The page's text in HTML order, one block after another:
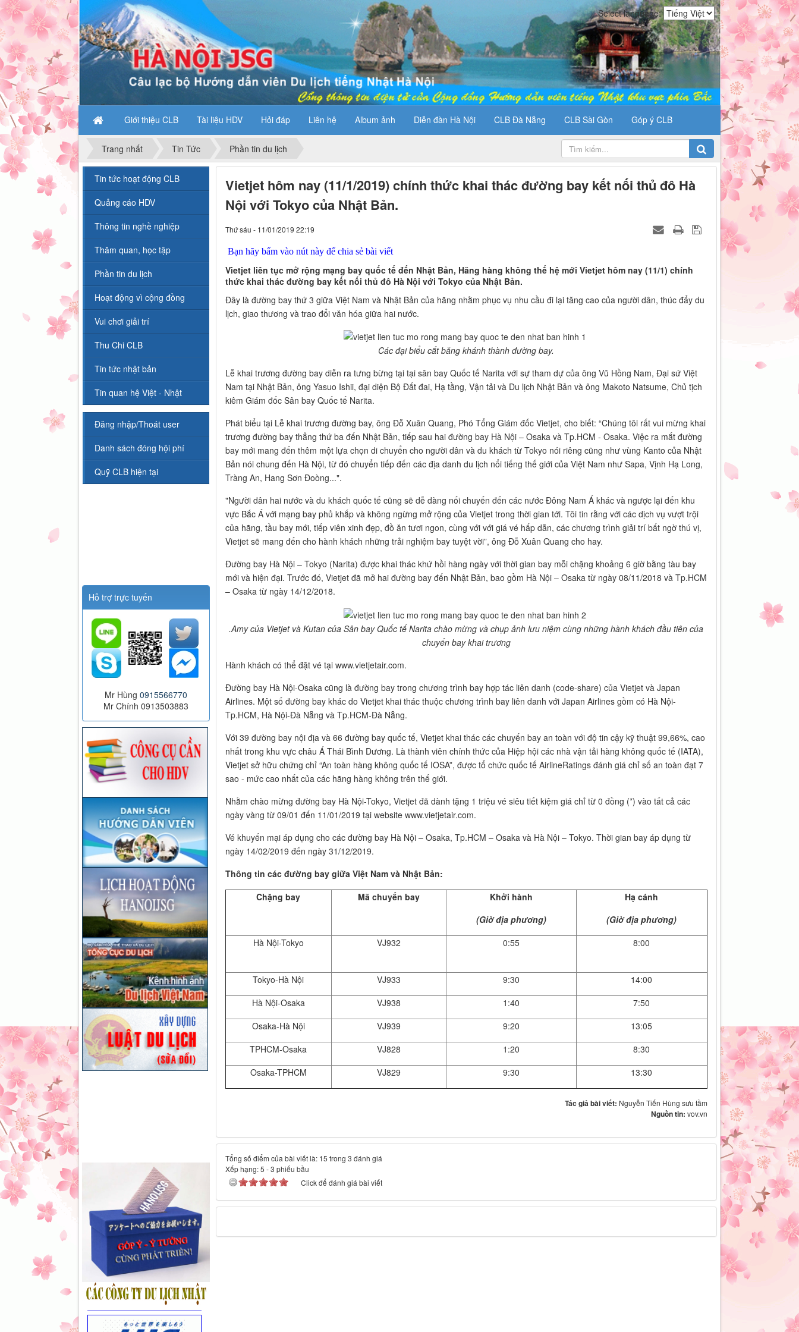
Select language:
Giới thiệu CLB Tài liệu HDV Hỏi đáp Liên hệ Album ảnh Diễn đàn Hà Nội CLB Đà Nẵng CLB Sài Gòn Góp ý CLB
Trang nhất Tin Tức Phần tin du lịch
Vietjet hôm nay (11/1/2019) chính thức khai thác đường bay kết nối thủ đô Hà
Nội với Tokyo của Nhật Bản.
Thứ sáu - 11/01/2019 22:19
Bạn hãy bấm vào nút này để chia sẻ bài viết
Vietjet liên tục mở rộng mạng bay quốc tế đến Nhật Bản, Hãng hàng không thế hệ mới Vietjet hôm nay (11/1) chính
thức khai thác đường bay kết nối thủ đô Hà Nội với Tokyo của Nhật Bản.
Đây là đường bay thứ 3 giữa Việt Nam và Nhật Bản của hãng nhằm phục vụ nhu cầu đi lại tăng cao của người dân, thúc đẩy du
lịch, giao thương và trao đổi văn hóa giữa hai nước.
Các đại biểu cắt băng khánh thành đường bay.
Lễ khai trương đường bay diễn ra tưng bừng tại tại sân bay Quốc tế Narita với sự tham dự của ông Vũ Hồng Nam, Đại sứ Việt
Nam tại Nhật Bản, ông Yasuo Ishii, đại diện Bộ Đất đai, Hạ tầng, Vận tải và Du lịch Nhật Bản và ông Makoto Natsume, Chủ tịch
kiêm Giám đốc Sân bay Quốc tế Narita.
Phát biểu tại Lễ khai trương đường bay, ông Đỗ Xuân Quang, Phó Tổng Giám đốc Vietjet, cho biết: “Chúng tôi rất vui mừng khai
trương đường bay thẳng thứ ba đến Nhật Bản, tiếp sau hai đường bay Hà Nội – Osaka và Tp.HCM - Osaka. Việc ra mắt đường
bay mới mang đến thêm một lựa chọn di chuyển cho người dân và du khách từ Tokyo nói riêng cũng như vùng Kanto của Nhật
Bản nói chung đến Hà Nội, từ đó chuyển tiếp đến các địa danh du lịch nổi tiếng thế giới của Việt Nam như Sapa, Vịnh Hạ Long,
Tràng An, Hang Sơn Đoòng...".
"Người dân hai nước và du khách quốc tế cũng sẽ dễ dàng nối chuyến đến các nước Đông Nam Á khác và ngược lại đến khu
vực Bắc Á với mạng bay phủ khắp và không ngừng mở rộng của Vietjet trong thời gian tới. Tôi tin rằng với các dịch vụ vượt trội
của hãng, tầu bay mới, tiếp viên xinh đẹp, đồ ăn tươi ngon, cùng với với giá vé hấp dẫn, các chương trình giải trí bất ngờ thú vị,
Vietjet sẽ mang đến cho hành khách những trải nghiệm bay tuyệt vời”, ông Đỗ Xuân Quang cho hay.
Đường bay Hà Nội – Tokyo (Narita) được khai thác khứ hồi hàng ngày với thời gian bay mỗi chặng khoảng 6 giờ bằng tàu bay
mới và hiện đại. Trước đó, Vietjet đã mở hai đường bay đến Nhật Bản, bao gồm Hà Nội – Osaka từ ngày 08/11/2018 và Tp.HCM
– Osaka từ ngày 14/12/2018.
.Amy của Vietjet và Kutan của Sân bay Quốc tế Narita chào mừng và chụp ảnh lưu niệm cùng những hành khách đầu tiên của
chuyến bay khai trương
Hành khách có thể đặt vé tại www.vietjetair.com.
Đường bay Hà Nội-Osaka cũng là đường bay trong chương trình bay hợp tác liên danh (code-share) của Vietjet và Japan
Airlines. Một số đường bay khác do Vietjet khai thác thuộc chương trình bay liên danh với Japan Airlines gồm có Hà Nội-
Tp.HCM, Hà Nội-Đà Nẵng và Tp.HCM-Đà Nẵng.
Với 39 đường bay nội địa và 66 đường bay quốc tế, Vietjet khai thác các chuyến bay an toàn với độ tin cậy kỹ thuật 99,66%, cao
nhất trong khu vực châu Á Thái Bình Dương. Là thành viên chính thức của Hiệp hội các nhà vận tải hàng không quốc tế (IATA),
Vietjet sở hữu chứng chỉ “An toàn hàng không quốc tế IOSA”, được tổ chức quốc tế AirlineRatings đánh giá chỉ số an toàn đạt 7
sao - mức cao nhất của các hãng hàng không trên thế giới.
Nhằm chào mừng đường bay Hà Nội-Tokyo, Vietjet đã dành tặng 1 triệu vé siêu tiết kiệm giá chỉ từ 0 đồng (*) vào tất cả các
ngày vàng từ 09/01 đến 11/01/2019 tại website www.vietjetair.com.
Vé khuyến mại áp dụng cho các đường bay Hà Nội – Osaka, Tp.HCM – Osaka và Hà Nội – Tokyo. Thời gian bay áp dụng từ
ngày 14/02/2019 đến ngày 31/12/2019.
Thông tin các đường bay giữa Việt Nam và Nhật Bản:
Chặng bay
Mã chuyến bay
Khởi hành
(Giờ địa phương)
Hạ cánh
(Giờ địa phương)
Hà Nội-Tokyo
VJ932 0:55 8:00
Tokyo-Hà Nội VJ933 9:30
14:00
Hà Nội-Osaka
VJ938 1:40
7:50
Osaka-Hà Nội
VJ939 9:20
13:05
TPHCM-Osaka
VJ828 1:20
8:30
Osaka-TPHCM
VJ829 9:30 13:30
Tác giả bài viết: Nguyễn Tiến Hùng sưu tầm
Nguồn tin: vov.vn
Tổng số điểm của bài viết là: 15 trong 3 đánh giá
Xếp hạng:5 -3 phiếu bầu
Click để đánh giá bài viết
Tin tức hoạt động CLB
Quảng cáo HDV
Thông tin nghề nghiệp
Thăm quan, học tập
Phần tin du lịch
Hoạt động vì cộng đồng
Vui chơi giải trí
Thu Chi CLB
Tin tức nhật bản
Tin quan hệ Việt - Nhật
Đăng nhập/Thoát user
Danh sách đóng hội phí
Quỹ CLB hiện tại
Hỗ trợ trực tuyến
Mr Hùng 0915566770
Mr Chính 0913503883